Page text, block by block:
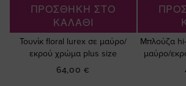
ΠΡΟΣΘΗΚΗ ΣΤΟ
ΚΑΛΑΘΙ
Τουνίκ floral lurex σε μαύρο/
εκρού χρώμα plus size
64,00 €
Μπλούζα
μαύρο/